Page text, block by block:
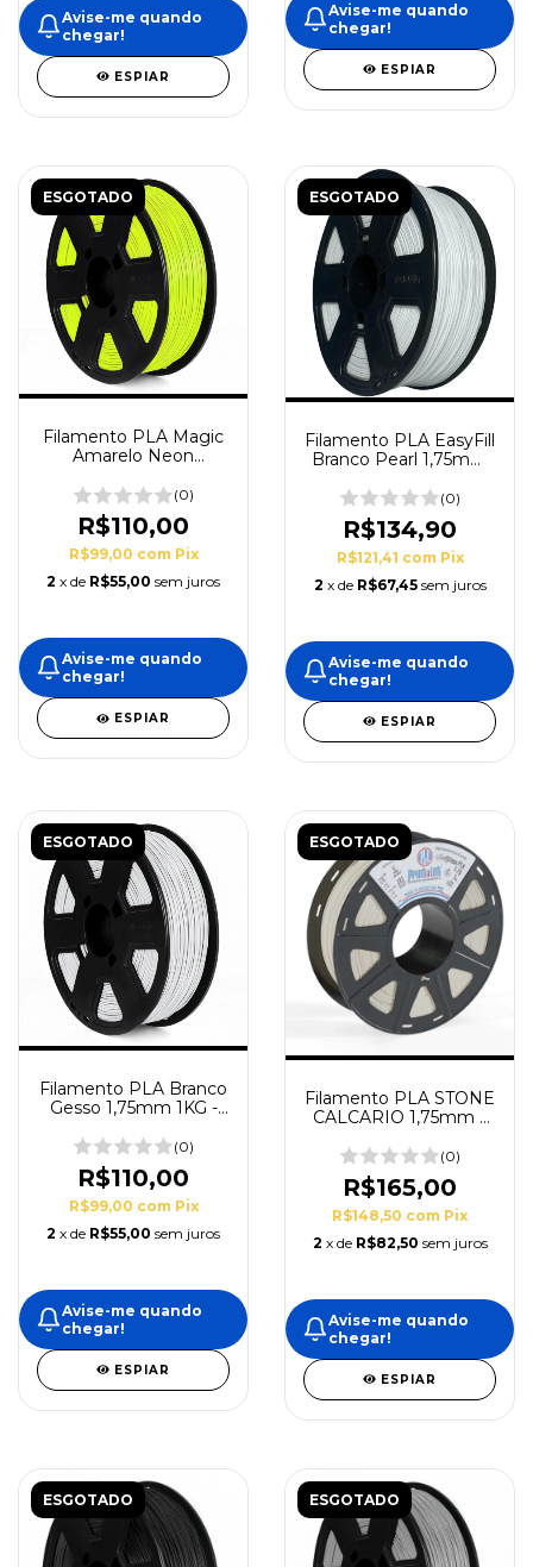
Avise-me quando
chegar!
ESPIAR
Avise-me quando
chegar!
ESPIAR
ESGOTADO
Filamento PLA Magic
Amarelo Neon
(0)
R$110,00
R$99,00 com Pix
2 x de R$55,00 sem juros
Avise-me quando
chegar!
ESPIAR
ESGOTADO
Filamento PLA EasyFill
Branco Pearl 1,75mm
(0)
R$134,90
R$121,41 com Pix
2 x de R$67,45 sem juros
Avise-me quando
chegar!
ESPIAR
ESGOTADO
Filamento PLA Branco
Gesso 1,75mm 1KG -
(0)
R$110,00
R$99,00 com Pix
2 x de R$55,00 sem juros
Avise-me quando
chegar!
ESPIAR
ESGOTADO
Filamento PLA STONE
CALCARIO 1,75mm 1
(0)
R$165,00
R$148,50 com Pix
2 x de R$82,50 sem juros
Avise-me quando
chegar!
ESPIAR
ESGOTADO ESGOTADO